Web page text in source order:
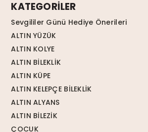
KATEGORİLER
Sevgililer Günü Hediye Önerileri
ALTIN YÜZÜK
ALTIN KOLYE
ALTIN BİLEKLİK
ALTIN KÜPE
ALTIN KELEPÇE BİLEKLİK
ALTIN ALYANS
ALTIN BİLEZİK
ÇOCUK